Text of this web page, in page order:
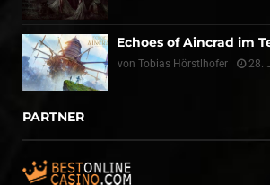
Echoes of Aincrad im
von Tobias Hörstlhofer 28.
PARTNER